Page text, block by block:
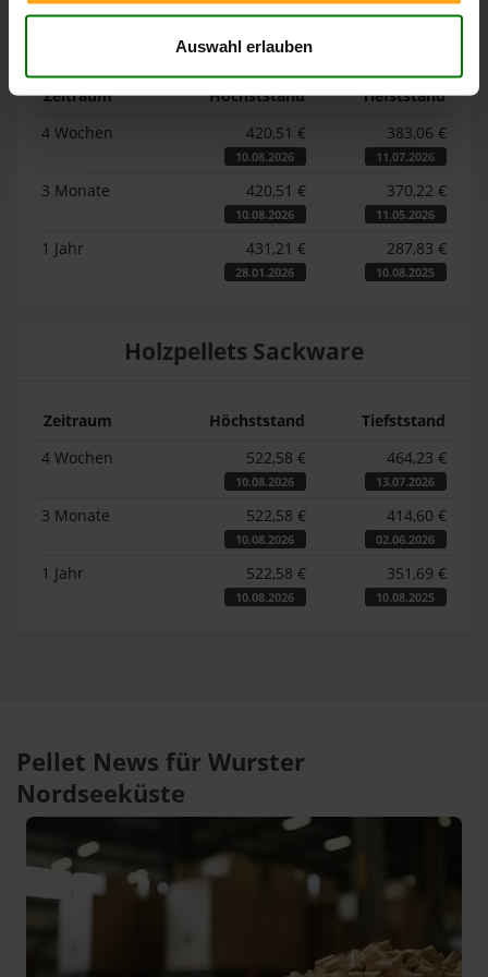
Auswahl erlauben
Lose Holzpellets
Zeitraum Höchststand
Tiefststand
4 Wochen
420,51 €
10.08.2026
383,06 €
11.07.2026
3 Monate 420,51 €
10.08.2026
370,22 €
11.05.2026
1 Jahr 431,21 €
28.01.2026
287,83 €
10.08.2025
Holzpellets Sackware
Zeitraum Höchststand
Tiefststand
4 Wochen
522,58 €
10.08.2026
464,23 €
13.07.2026
3 Monate 522,58 €
10.08.2026
414,60 €
02.06.2026
1 Jahr 522,58 €
10.08.2026
351,69 €
10.08.2025
Pellet News für Wurster
Nordseeküste